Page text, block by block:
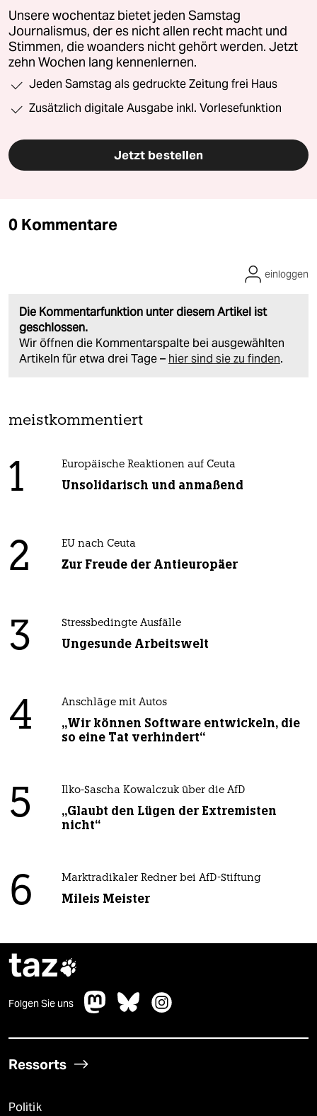
Unsere wochentaz bietet jeden Samstag
Journalismus, der es nicht allen recht macht und
Stimmen, die woanders nicht gehört werden. Jetzt
zehn Wochen lang kennenlernen.
Jeden Samstag als gedruckte Zeitung frei Haus
Zusätzlich digitale Ausgabe inkl. Vorlesefunktion
Jetzt bestellen
0 Kommentare
Die Kommentarfunktion unter diesem Artikel ist
geschlossen.
Wir öffnen die Kommentarspalte bei ausgewählten
Artikeln für etwa drei Tage – hier sind sie zu finden.
einloggen
meistkommentiert
1 Europäische Reaktionen auf Ceuta
Unsolidarisch und anmaßend
2 EU nach Ceuta
Zur Freude der Antieuropäer
3 Stressbedingte Ausfälle
Ungesunde Arbeitswelt
4 Anschläge mit Autos
„Wir können Software entwickeln, die
so eine Tat verhindert“
5 Ilko-Sascha Kowalczuk über die AfD
„Glaubt den Lügen der Extremisten
nicht“
6 Marktradikaler Redner bei AfD-Stiftung
Mileis Meister
taz
Folgen Sie uns
Ressorts
Politik